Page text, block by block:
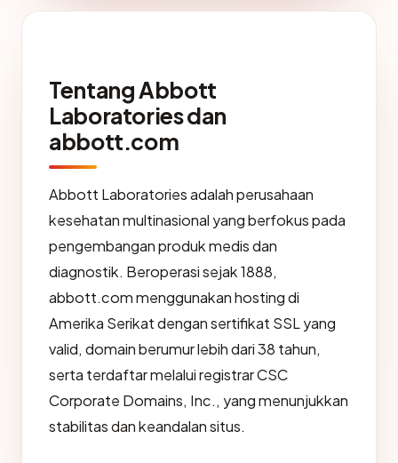
Tentang Abbott
Laboratories dan
abbott.com
Abbott Laboratories adalah perusahaan
kesehatan multinasional yang berfokus pada
pengembangan produk medis dan
diagnostik. Beroperasi sejak 1888,
abbott.com menggunakan hosting di
Amerika Serikat dengan sertifikat SSL yang
valid, domain berumur lebih dari 38 tahun,
serta terdaftar melalui registrar CSC
Corporate Domains, Inc., yang menunjukkan
stabilitas dan keandalan situs.